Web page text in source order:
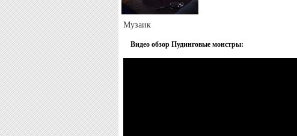
Музаик
Видео обзор Пудинговые монстры: